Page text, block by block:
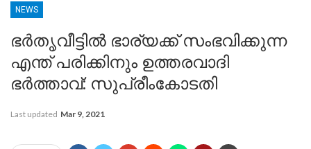
NEWS
ഭർതൃവീട്ടിൽ ഭാര്യക്ക് സംഭവിക്കുന്ന
എന്ത് പരിക്കിനും ഉത്തരവാദി
ഭർത്താവ്: സുപ്രീംകോടതി
Last updated Mar 9, 2021